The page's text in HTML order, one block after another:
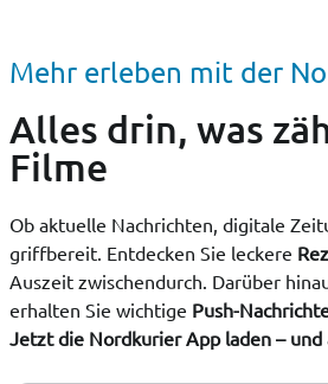
Mehr erleben mit der
Alles drin, was
Filme
Ob aktuelle Nachrichten, digitale
griffbereit. Entdecken Sie leckere
Auszeit zwischendurch. Darüber
erhalten Sie wichtige Push-
Jetzt die Nordkurier App laden –